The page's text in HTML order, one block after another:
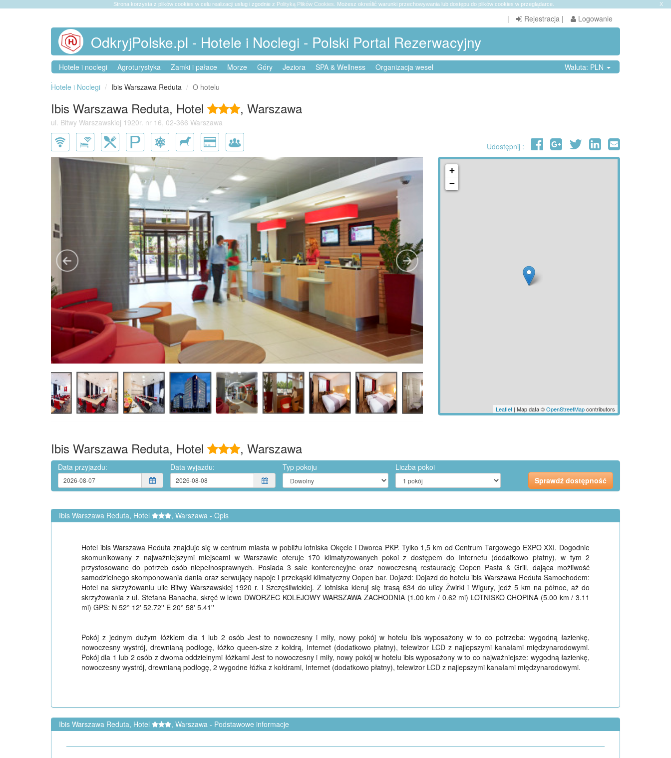
X
Strona korzysta z plików cookies w celu realizacji usług i zgodnie z Polityką Plików Cookies . Możesz określić warunki przechowywania lub dostępu do plików cookies w przeglądarce.
| Rejestracja | Logowanie
OdkryjPolske.pl - Hotele i Noclegi - Polski Portal Rezerwacyjny
Hotele i noclegi Agroturystyka Zamki i pałace Morze Góry Jeziora SPA & Wellness Organizacja wesel
Waluta: PLN
Hotele i Noclegi
Ibis Warszawa Reduta O hotelu
Ibis Warszawa Reduta, Hotel , Warszawa
ul. Bitwy Warszawskiej 1920r. nr 16, 02-366 Warszawa
Udostępnij :
+
−
Leaflet | Map data ©OpenStreetMapcontributors
Ibis Warszawa Reduta, Hotel , Warszawa
Data przyjazdu: Data wyjazdu: Typ pokoju Liczba pokoi
Ibis Warszawa Reduta, Hotel , Warszawa - Opis
Hotel ibis Warszawa Reduta znajduje się w centrum miasta w pobliżu lotniska Okęcie i Dworca PKP. Tylko 1,5 km od Centrum Targowego EXPO XXI. Dogodnie
skomunikowany z najważniejszymi miejscami w Warszawie oferuje 170 klimatyzowanych pokoi z dostępem do Internetu (dodatkowo płatny), w tym 2
przystosowane do potrzeb osób niepełnosprawnych. Posiada 3 sale konferencyjne oraz nowoczesną restaurację Oopen Pasta & Grill, dająca możliwość
samodzielnego skomponowania dania oraz serwujący napoje i przekąski klimatyczny Oopen bar. Dojazd: Dojazd do hotelu ibis Warszawa Reduta Samochodem:
Hotel na skrzyżowaniu ulic Bitwy Warszawskiej 1920 r. i Szczęśliwickiej. Z lotniska kieruj się trasą 634 do ulicy Żwirki i Wigury, jedź 5 km na północ, aż do
skrzyżowania z ul. Stefana Banacha, skręć w lewo DWORZEC KOLEJOWY WARSZAWA ZACHODNIA (1.00 km / 0.62 mi) LOTNISKO CHOPINA (5.00 km / 3.11
mi) GPS: N 52° 12' 52.72'' E 20° 58' 5.41''
Pokój z jednym dużym łóżkiem dla 1 lub 2 osób Jest to nowoczesny i miły, nowy pokój w hotelu ibis wyposażony w to co potrzeba: wygodną łazienkę,
nowoczesny wystrój, drewnianą podłogę, łóżko queen-size z kołdrą, Internet (dodatkowo płatny), telewizor LCD z najlepszymi kanałami międzynarodowymi.
Pokój dla 1 lub 2 osób z dwoma oddzielnymi łóżkami Jest to nowoczesny i miły, nowy pokój w hotelu ibis wyposażony w to co najważniejsze: wygodną łazienkę,
nowoczesny wystrój, drewnianą podłogę, 2 wygodne łóżka z kołdrami, Internet (dodatkowo płatny), telewizor LCD z najlepszymi kanałami międzynarodowymi.
Ibis Warszawa Reduta, Hotel , Warszawa - Podstawowe informacje